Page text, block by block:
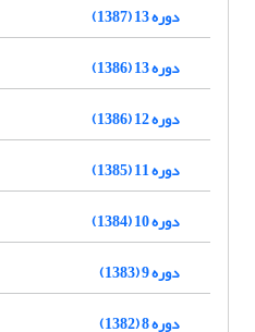
دوره 13 (1387)
دوره 13 (1386)
دوره 12 (1386)
دوره 11 (1385)
دوره 10 (1384)
دوره 9 (1383)
دوره 8 (1382)